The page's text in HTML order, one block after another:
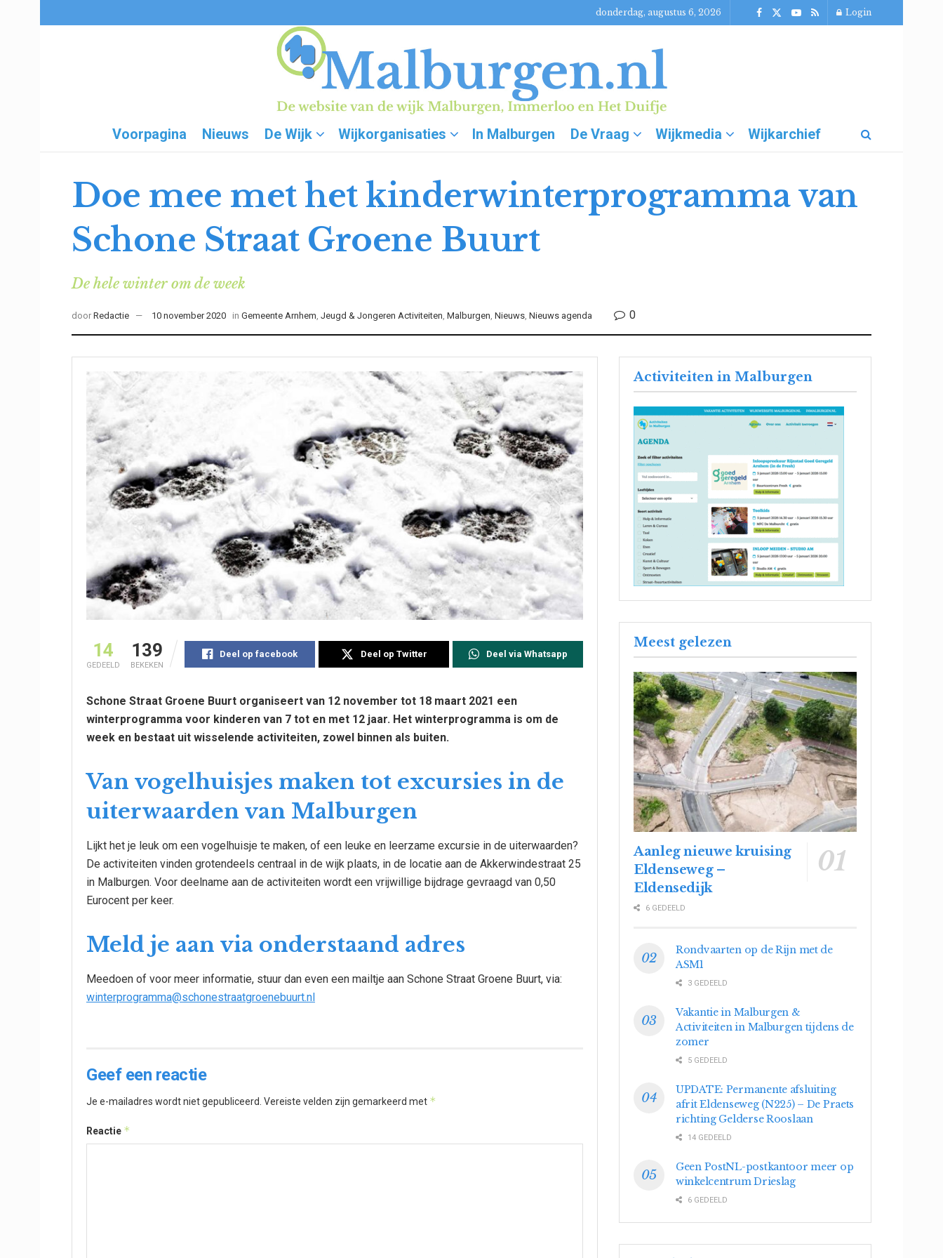
donderdag, augustus 6, 2026 Login
Voorpagina Nieuws De Wijk Wijkorganisaties In Malburgen De Vraag Wijkmedia Wijkarchief
Doe mee met het kinderwinterprogramma van
Schone Straat Groene Buurt
De hele winter om de week
door Redactie 10 november 2020 in Gemeente Arnhem, Jeugd & Jongeren Activiteiten, Malburgen, Nieuws, Nieuws agenda 0
14
GEDEELD
139
BEKEKEN
Deel op facebook Deel op Twitter Deel via Whatsapp
Schone Straat Groene Buurt organiseert van 12 november tot 18 maart 2021 een
winterprogramma voor kinderen van 7 tot en met 12 jaar. Het winterprogramma is om de
week en bestaat uit wisselende activiteiten, zowel binnen als buiten.
Van vogelhuisjes maken tot excursies in de
uiterwaarden van Malburgen
Lijkt het je leuk om een vogelhuisje te maken, of een leuke en leerzame excursie in de uiterwaarden?
De activiteiten vinden grotendeels centraal in de wijk plaats, in de locatie aan de Akkerwindestraat 25
in Malburgen. Voor deelname aan de activiteiten wordt een vrijwillige bijdrage gevraagd van 0,50
Eurocent per keer.
Meld je aan via onderstaand adres
Meedoen of voor meer informatie, stuur dan even een mailtje aan Schone Straat Groene Buurt, via:
winterprogramma@schonestraatgroenebuurt.nl
Geef een reactie
Je e-mailadres wordt niet gepubliceerd. Vereiste velden zijn gemarkeerd met *
Reactie *
Activiteiten in Malburgen
Meest gelezen
Aanleg nieuwe kruising
Eldenseweg –
Eldensedijk
6 GEDEELD
Rondvaarten op de Rijn met de
ASM1
3 GEDEELD
Vakantie in Malburgen &
Activiteiten in Malburgen tijdens de
zomer
5 GEDEELD
UPDATE: Permanente afsluiting
afrit Eldenseweg (N225) – De Praets
richting Gelderse Rooslaan
14 GEDEELD
Geen PostNL-postkantoor meer op
winkelcentrum Drieslag
6 GEDEELD